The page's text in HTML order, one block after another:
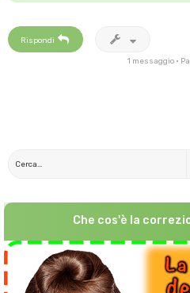
Rispondi
1 messaggio •
Che cos'è la